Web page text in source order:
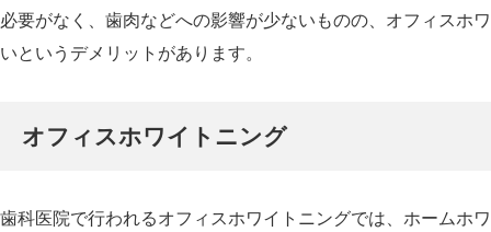
必要がなく、歯肉などへの影響が少ないものの、オフィスホ
いというデメリットがあります。
オフィスホワイトニング
歯科医院で行われるオフィスホワイトニングでは、ホームホ